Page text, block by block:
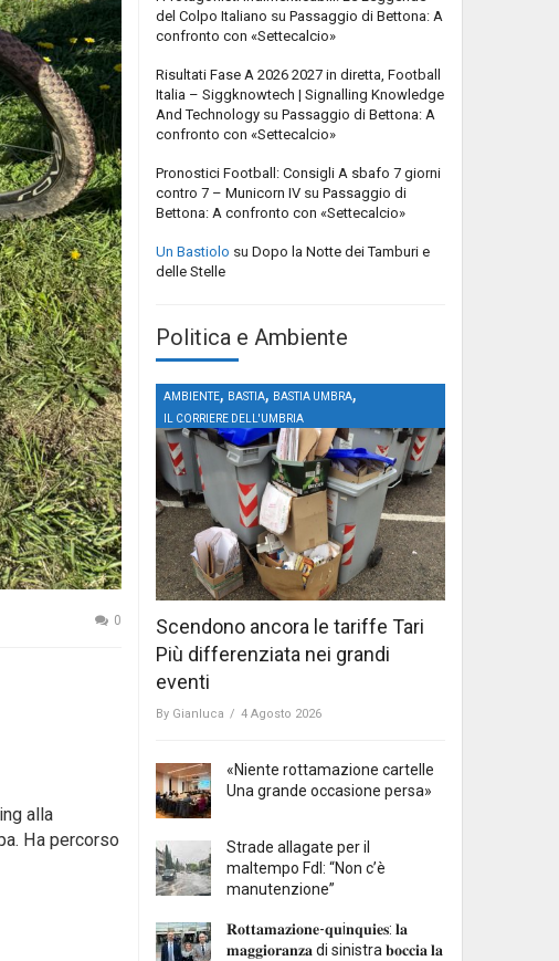
0
alla
Ha percorso
del Colpo Italiano su Passaggio di Bettona: A
confronto con «Settecalcio»
Risultati Fase A 2026 2027 in diretta, Football
Italia – Siggknowtech | Signalling Knowledge
And Technology su Passaggio di Bettona: A
confronto con «Settecalcio»
Pronostici Football: Consigli A sbafo 7 giorni
contro 7 – Municorn IV su Passaggio di
Bettona: A confronto con «Settecalcio»
Un Bastiolo su Dopo la Notte dei Tamburi e
delle Stelle
Politica e Ambiente
AMBIENTE, BASTIA, BASTIA UMBRA,
IL CORRIERE DELL'UMBRIA
Scendono ancora le tariffe Tari
Più differenziata nei grandi
eventi
By Gianluca / 4 Agosto 2026
«Niente rottamazione cartelle
Una grande occasione persa»
Strade allagate per il
maltempo FdI: “Non c’è
manutenzione”
𝐑𝐨𝐭𝐭𝐚𝐦𝐚𝐳𝐢𝐨𝐧𝐞-𝐪𝐮i𝐧𝐪𝐮𝐢𝐞𝐬: 𝐥𝐚
𝐦𝐚𝐠𝐠𝐢𝐨𝐫𝐚𝐧𝐳𝐚 di sinistra 𝐛𝐨𝐜𝐜𝐢𝐚 𝐥𝐚